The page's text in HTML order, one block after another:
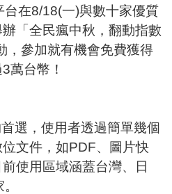
在8/18(一)與數十家優質
「全民瘋中秋，翻動指數
，參加就有機會免費獲得
萬台幣！
選，使用者透過簡單幾個
文件，如PDF、圖片快
使用區域涵蓋台灣、日